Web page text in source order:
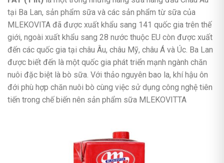
tại Ba Lan, sản phẩm sữa và các sản phẩm từ sữa của
MLEKOVITA đã được xuất khẩu sang 141 quốc gia trên thế
giới, ngoài xuất khẩu sang 28 nước thuộc EU còn được xuất
đến các quốc gia tại châu Âu, châu Mỹ, châu Á và Úc. Ba Lan
được biết đến là một quốc gia phát triển mạnh ngành chăn
nuôi đặc biệt là bò sữa. Với thảo nguyên bao la, khí hậu ôn
đới phù hợp chăn nuôi bò cùng việc sử dụng công nghệ tiên
tiến trong chế biến nên sản phẩm sữa MLEKOVITTA